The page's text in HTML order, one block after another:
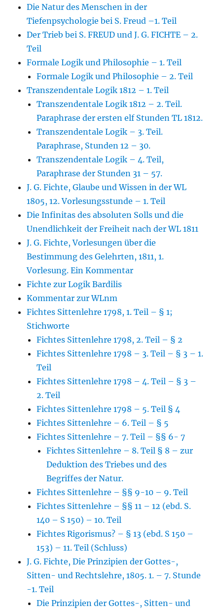
Die Natur des Menschen in der
Tiefenpsychologie bei S. Freud –1. Teil
Der Trieb bei S. FREUD und J. G. FICHTE – 2.
Teil
Formale Logik und Philosophie – 1. Teil
Formale Logik und Philosophie – 2. Teil
Transzendentale Logik 1812 – 1. Teil
Transzendentale Logik 1812 – 2. Teil.
Paraphrase der ersten elf Stunden TL 1812.
Transzendentale Logik – 3. Teil.
Paraphrase, Stunden 12 – 30.
Transzendentale Logik – 4. Teil,
Paraphrase der Stunden 31 – 57.
J. G. Fichte, Glaube und Wissen in der WL
1805, 12. Vorlesungsstunde – 1. Teil
Die Infinitas des absoluten Solls und die
Unendlichkeit der Freiheit nach der WL 1811
J. G. Fichte, Vorlesungen über die
Bestimmung des Gelehrten, 1811, 1.
Vorlesung. Ein Kommentar
Fichte zur Logik Bardilis
Kommentar zur WLnm
Fichtes Sittenlehre 1798, 1. Teil – § 1;
Stichworte
Fichtes Sittenlehre 1798, 2. Teil – § 2
Fichtes Sittenlehre 1798 – 3. Teil – § 3 – 1.
Teil
Fichtes Sittenlehre 1798 – 4. Teil – § 3 –
2. Teil
Fichtes Sittenlehre 1798 – 5. Teil § 4
Fichtes Sittenlehre – 6. Teil – § 5
Fichtes Sittenlehre – 7. Teil – §§ 6- 7
Fichtes Sittenlehre – 8. Teil § 8 – zur
Deduktion des Triebes und des
Begriffes der Natur.
Fichtes Sittenlehre – §§ 9-10 – 9. Teil
Fichtes Sittenlehre – §§ 11 – 12 (ebd. S.
140 – S 150) – 10. Teil
Fichtes Rigorismus? – § 13 (ebd. S 150 –
153) – 11. Teil (Schluss)
J. G. Fichte, Die Prinzipien der Gottes-,
Sitten- und Rechtslehre, 1805. 1. – 7. Stunde
-1. Teil
Die Prinzipien der Gottes-, Sitten- und